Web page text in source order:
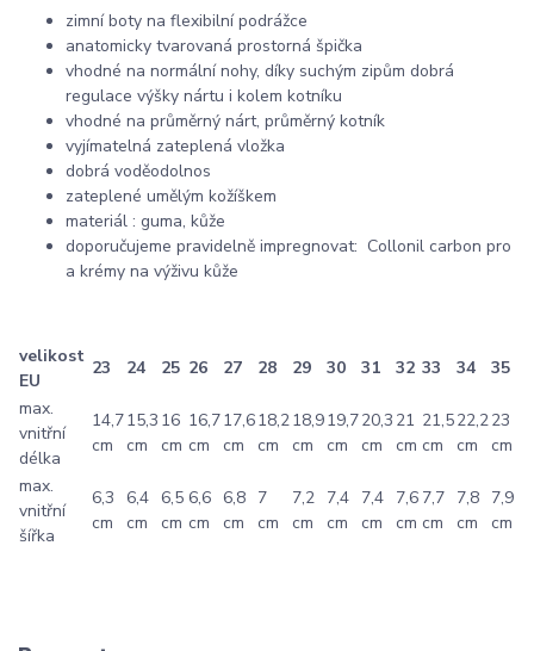
zimní boty na flexibilní podrážce
anatomicky tvarovaná prostorná špička
vhodné na normální nohy, díky suchým zipům dobrá
regulace výšky nártu i kolem kotníku
vhodné na průměrný nárt, průměrný kotník
vyjímatelná zateplená vložka
dobrá voděodolnos
zateplené umělým kožíškem
materiál : guma, kůže
doporučujeme pravidelně impregnovat: Collonil carbon pro
a krémy na výživu kůže
velikost
EU
23 24 25 26 27 28 29 30 31 32 33 34
35
max.
vnitřní
délka
14,7
cm
15,3
cm
16
cm
16,7
cm
17,6
cm
18,2
cm
18,9
cm
19,7
cm
20,3
cm
21
cm
21,5
cm
22,2
cm
23
cm
max.
vnitřní
šířka
6,3
cm
6,4
cm
6,5
cm
6,6
cm
6,8
cm
7
cm
7,2
cm
7,4
cm
7,4
cm
7,6
cm
7,7
cm
7,8
cm
7,9
cm